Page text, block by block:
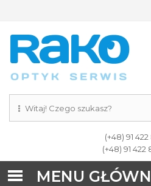
(+48) 91 422
(+48) 91 422
MENU